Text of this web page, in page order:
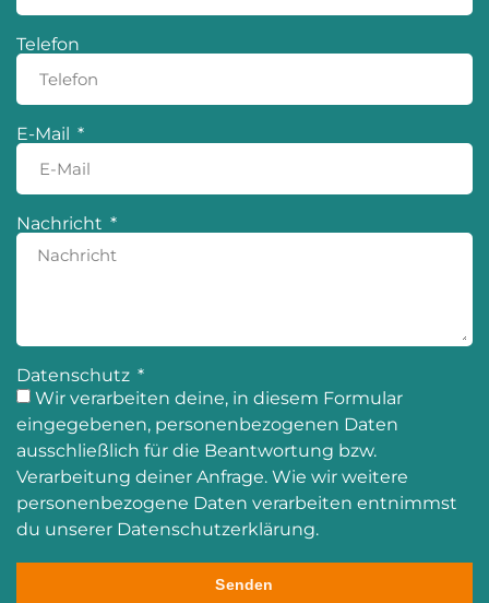
Telefon
E-Mail
Nachricht
Datenschutz
Wir verarbeiten deine, in diesem Formular
eingegebenen, personenbezogenen Daten
ausschließlich für die Beantwortung bzw.
Verarbeitung deiner Anfrage. Wie wir weitere
personenbezogene Daten verarbeiten entnimmst
du unserer Datenschutzerklärung.
Senden